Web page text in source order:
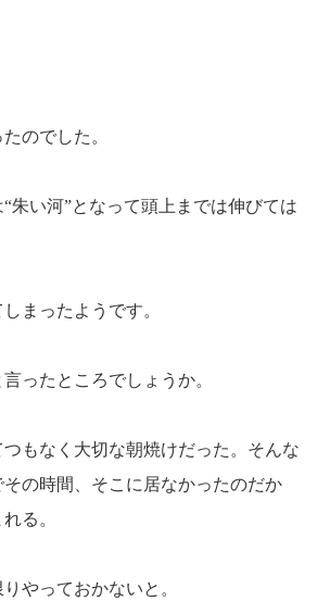
のでした。
朱い河”となって頭上までは伸びては
まったようです。
ったところでしょうか。
もなく大切な朝焼けだった。そんな
の時間、そこに居なかったのだか
る。
やっておかないと。